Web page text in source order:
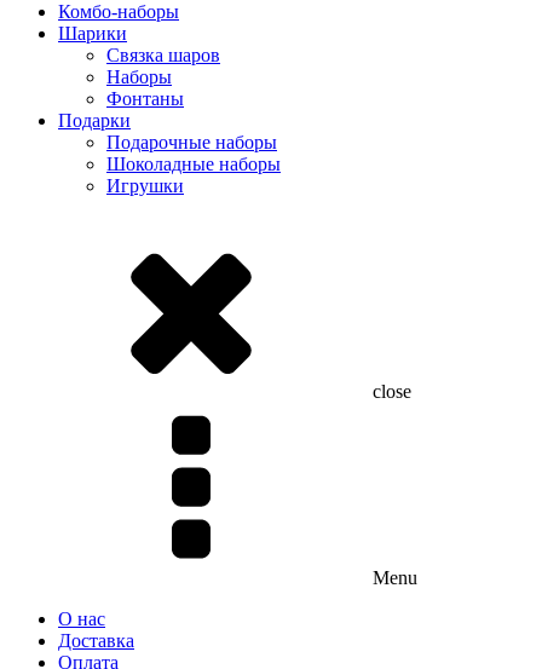
Комбо-наборы
Шарики
Связка шаров
Наборы
Фонтаны
Подарки
Подарочные наборы
Шоколадные наборы
Игрушки
close
Menu
О нас
Доставка
Оплата